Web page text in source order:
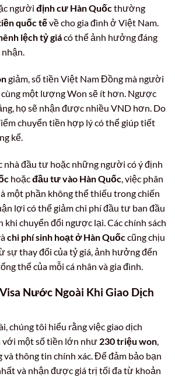
người định cư Hàn Quốcthường
quốc tếvề cho gia đình ở Việt Nam.
lệch tỷ giácó thể ảnh hưởng đáng
giảm, số tiền Việt Nam Đồng mà người
một lượng Won sẽ ít hơn. Ngược
họ sẽ nhận được nhiều VND hơn. Do
chuyển tiền hợp lý có thể giúp tiết
kể.
nhà đầu tư hoặc những người có ý định
hoặcđầu tư vào Hàn Quốc , việc phân
một phần không thể thiếu trong chiến
lợi có thể giảm chi phí đầu tư ban đầu
khi chuyển đổi ngược lại. Các chính sách
chi phí sinh hoạt ở Hàn Quốccũng chịu
sự thay đổi của tỷ giá, ảnh hưởng đến
thể của mỗi cá nhân và gia đình.
Nước Ngoài Khi Giao Dịch
chúng tôi hiểu rằng việc giao dịch
với một số tiền lớn như 230 triệu won,
thông tin chính xác. Để đảm bảo bạn
và nhận được giá trị tối đa từ khoản